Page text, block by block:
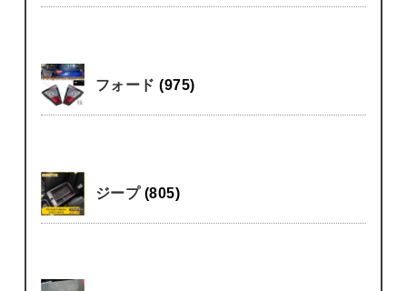
フォード(975)
ジープ (805)